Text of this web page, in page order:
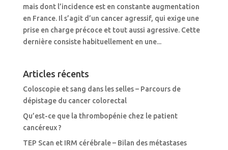
mais dont l’incidence est en constante augmentation
en France. Il s’agit d’un cancer agressif, qui exige une
prise en charge précoce et tout aussi agressive. Cette
dernière consiste habituellement en une...
Articles récents
Coloscopie et sang dans les selles – Parcours de
dépistage du cancer colorectal
Qu’est-ce que la thrombopénie chez le patient
cancéreux ?
TEP Scan et IRM cérébrale – Bilan des métastases